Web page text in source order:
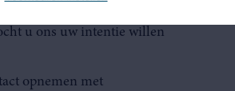
u ons uw intentie willen
opnemen met